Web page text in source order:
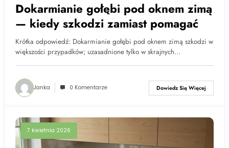
Dokarmianie gołębi pod oknem zimą
— kiedy szkodzi zamiast pomagać
Krótka odpowiedź: Dokarmianie gołębi pod oknem zimą szkodzi w
większości przypadków; uzasadnione tylko w skrajnych…
Janka 0 Komentarze Dowiedz Się Więcej
7 kwietnia 2026